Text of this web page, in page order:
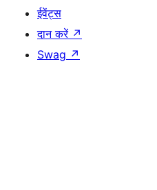
ईवेंट्स
दान करें ↗
Swag ↗